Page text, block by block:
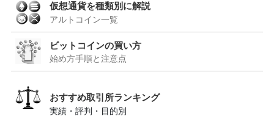
仮想通貨を種類別に解説
アルトコイン一覧
ビットコインの買い方
始め方手順と注意点
おすすめ取引所ランキング
実績・評判・目的別